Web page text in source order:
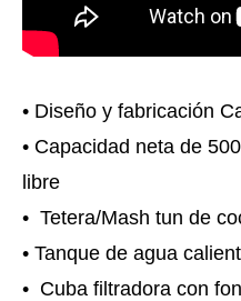
• Diseño y fabricación
• Capacidad neta de
libre
• Tetera/Mash tun de
• Tanque de agua
• Cuba filtradora con